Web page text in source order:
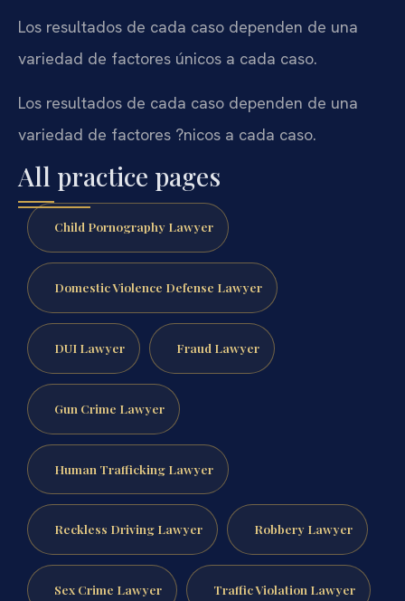
Los resultados de cada caso dependen de una
variedad de factores únicos a cada caso.
Los resultados de cada caso dependen de una
variedad de factores ?nicos a cada caso.
All practice pages
Child Pornography Lawyer
Domestic Violence Defense Lawyer
DUI Lawyer Fraud Lawyer
Gun Crime Lawyer
Human Trafficking Lawyer
Reckless Driving Lawyer Robbery Lawyer
Sex Crime Lawyer Traffic Violation Lawyer